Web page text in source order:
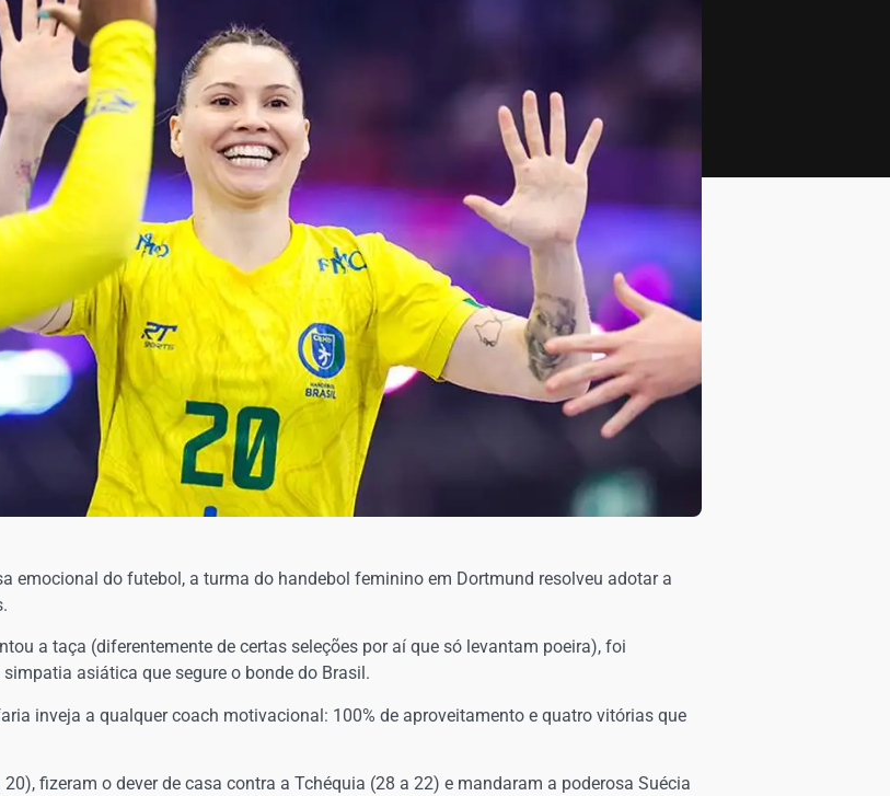
emocional do futebol, a turma do handebol feminino em Dortmund resolveu adotar a
a taça (diferentemente de certas seleções por aí que só levantam poeira), foi
asiática que segure o bonde do Brasil.
inveja a qualquer coach motivacional: 100% de aproveitamento e quatro vitórias que
fizeram o dever de casa contra a Tchéquia (28 a 22) e mandaram a poderosa Suécia